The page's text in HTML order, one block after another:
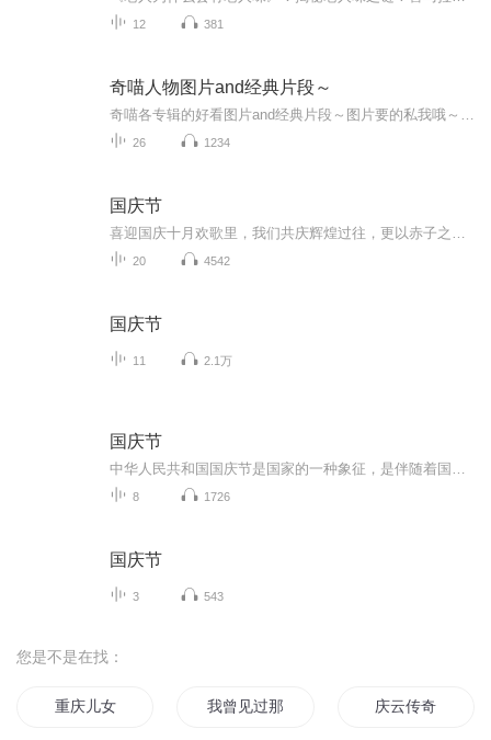
12 381
奇喵人物图片and经典片段～
26 1234
国庆节
20 4542
国庆节
11 2.1万
国庆节
8 1726
国庆节
3 543
您是不是在找：
重庆儿女 我曾见过那片星海 庆云传奇